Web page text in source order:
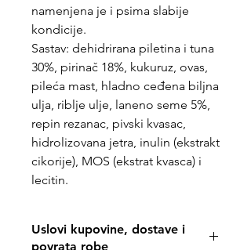
namenjena je i psima slabije
kondicije.
Sastav: dehidrirana piletina i tuna
30%, pirinač 18%, kukuruz, ovas,
pileća mast, hladno ceđena biljna
ulja, riblje ulje, laneno seme 5%,
repin rezanac, pivski kvasac,
hidrolizovana jetra, inulin (ekstrakt
cikorije), MOS (ekstrat kvasca) i
lecitin.
Uslovi kupovine, dostave i
povrata robe